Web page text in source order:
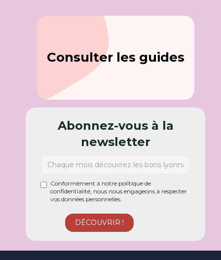
Consulter les guides
Abonnez-vous à la
newsletter
Conformément à notre politique de
confidentialité, nous nous engageons à respecter
vos données personnelles.